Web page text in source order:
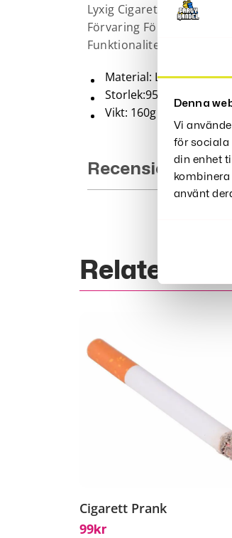
Denna
Vi
för sociala
din enhet
använt
Lyxig Cigarettetui –
Förvaring För Tändare
Funktionalitet På Bästa
Material: Läder
Storlek:95*84*19cm
Vikt: 160g
Recensioner (0)
Relaterade
Cigarett Prank
99Kr